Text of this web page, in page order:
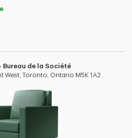
Bureau de la Société
West, Toronto, Ontario M5K 1A2